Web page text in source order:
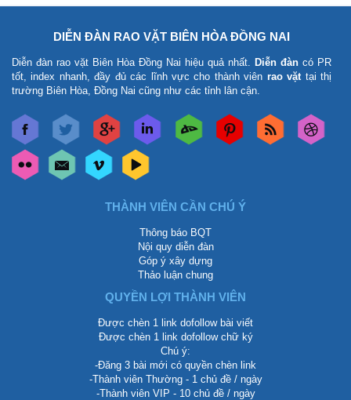
DIỄN ĐÀN RAO VẶT BIÊN HÒA ĐỒNG NAI
Diễn đàn rao vặt Biên Hòa Đồng Nai hiệu quả nhất. Diễn đàn có PR
tốt, index nhanh, đầy đủ các lĩnh vực cho thành viên rao vặttại thị
trường Biên Hòa, Đồng Nai cũng như các tỉnh lân cận.
THÀNH VIÊN CẦN CHÚ Ý
Thông báo BQT
Nội quy diễn đàn
Góp ý xây dựng
Thảo luận chung
QUYỀN LỢI THÀNH VIÊN
Được chèn 1 link dofollow bài viết
Được chèn 1 link dofollow chữ ký
Chú ý:
-Đăng 3 bài mới có quyền chèn link
-Thành viên Thường - 1 chủ đề / ngày
-Thành viên VIP - 10 chủ đề / ngày